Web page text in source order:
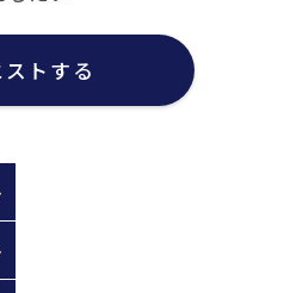
ストする